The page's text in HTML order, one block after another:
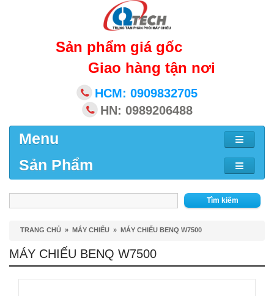
Sản phẩm giá gốc
Giao hàng tận nơi
HCM: 0909832705
HN: 0989206488
Menu
Sản Phẩm
Tìm kiếm
TRANG CHỦ » MÁY CHIẾU » MÁY CHIẾU BENQ W7500
MÁY CHIẾU BENQ W7500